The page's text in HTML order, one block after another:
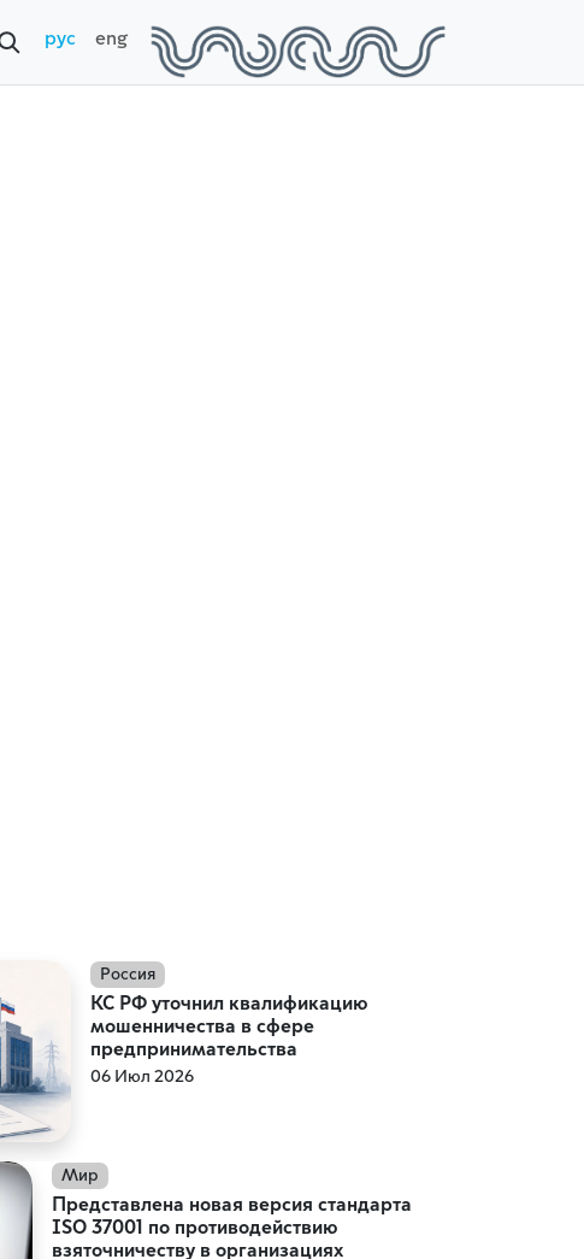
рус eng
Россия
КС РФ уточнил квалификацию
мошенничества в сфере
предпринимательства
06 Июл 2026
Мир
Представлена новая версия стандарта
ISO 37001 по противодействию
взяточничеству в организациях